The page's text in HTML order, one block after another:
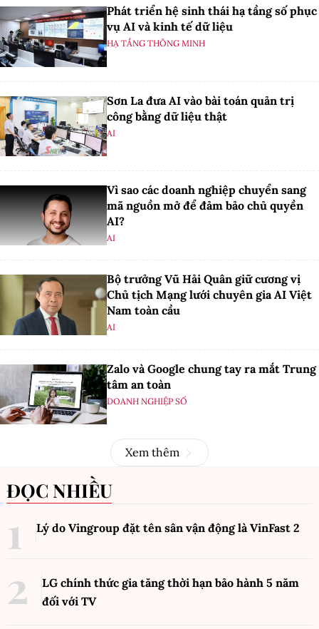
Phát triển hệ sinh thái hạ tầng số phục
vụ AI và kinh tế dữ liệu
HẠ TẦNG THÔNG MINH
Sơn La đưa AI vào bài toán quản trị
công bằng dữ liệu thật
AI
Vì sao các doanh nghiệp chuyển sang
mã nguồn mở để đảm bảo chủ quyền
AI?
AI
Bộ trưởng Vũ Hải Quân giữ cương vị
Chủ tịch Mạng lưới chuyên gia AI Việt
Nam toàn cầu
AI
Zalo và Google chung tay ra mắt Trung
tâm an toàn
DOANH NGHIỆP SỐ
Xem thêm
ĐỌC NHIỀU
Lý do Vingroup đặt tên sân vận động là VinFast 2
LG chính thức gia tăng thời hạn bảo hành 5 năm
đối với TV